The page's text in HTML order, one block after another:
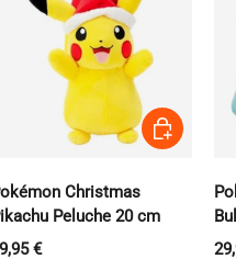
Christmas
Peluche 20 cm
normal
€
Añadir al